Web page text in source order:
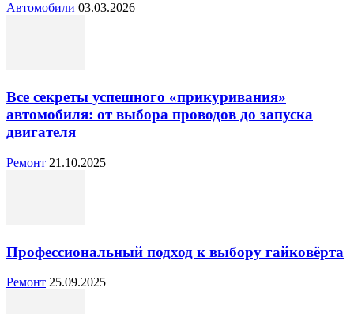
Автомобили 03.03.2026
Все секреты успешного «прикуривания»
автомобиля: от выбора проводов до запуска
двигателя
Ремонт 21.10.2025
Профессиональный подход к выбору гайковёрта
Ремонт 25.09.2025